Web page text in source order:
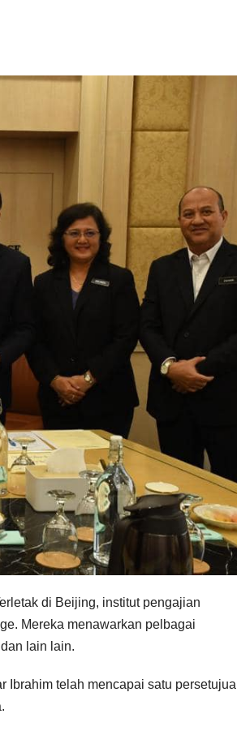
di Beijing, institut pengajian
Mereka menawarkan pelbagai
lain lain.
Ibrahim telah mencapai satu